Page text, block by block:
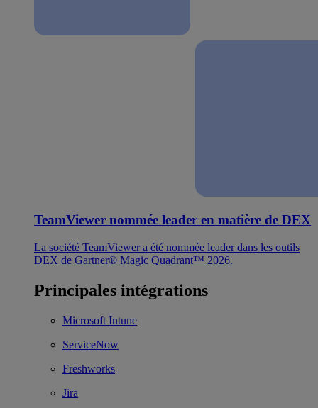
TeamViewer nommée leader en matière de DEX
La société TeamViewer a été nommée leader dans les outils
DEX de Gartner® Magic Quadrant™ 2026.
Principales intégrations
Microsoft Intune
ServiceNow
Freshworks
Jira